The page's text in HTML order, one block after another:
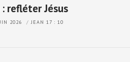
refléter Jésus
2026 JEAN 17 : 10